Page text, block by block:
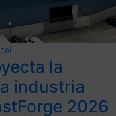
la
industria
2026